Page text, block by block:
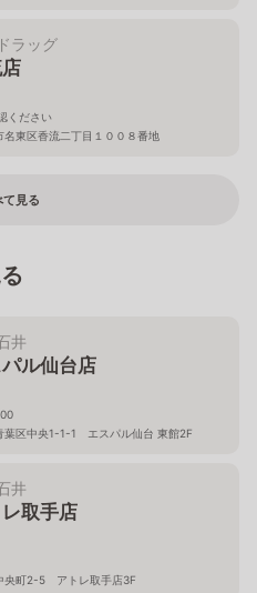
ラッグ
ください
名東区香流二丁目１００８番地
て見る
井
ル仙台店
葉区中央1-1-1 エスパル仙台 東館2F
井
取手店
央町2-5 アトレ取手店3F